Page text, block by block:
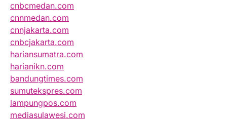
cnbcmedan.com
cnnmedan.com
cnnjakarta.com
cnbcjakarta.com
hariansumatra.com
harianikn.com
bandungtimes.com
sumutekspres.com
lampungpos.com
mediasulawesi.com